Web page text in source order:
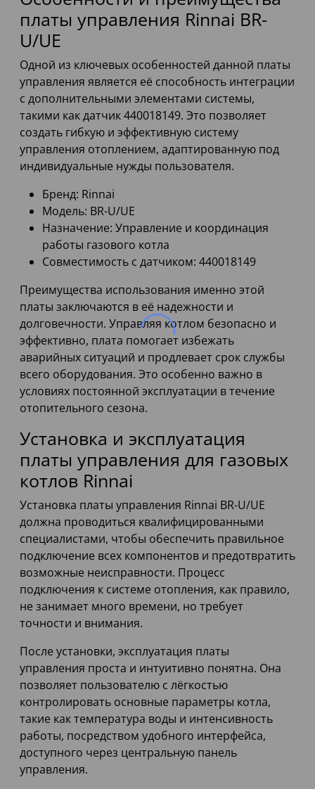
платы управления Rinnai BR-
U/UE
Одной из ключевых особенностей данной платы
управления является её способность интеграции
с дополнительными элементами системы,
такими как датчик 440018149. Это позволяет
создать гибкую и эффективную систему
управления отоплением, адаптированную под
индивидуальные нужды пользователя.
Бренд: Rinnai
Модель: BR-U/UE
Назначение: Управление и координация
работы газового котла
Совместимость с датчиком: 440018149
Преимущества использования именно этой
платы заключаются в её надежности и
долговечности. Управляя котлом безопасно и
эффективно, плата помогает избежать
аварийных ситуаций и продлевает срок службы
всего оборудования. Это особенно важно в
условиях постоянной эксплуатации в течение
отопительного сезона.
Установка и эксплуатация
платы управления для газовых
котлов Rinnai
Установка платы управления Rinnai BR-U/UE
должна проводиться квалифицированными
специалистами, чтобы обеспечить правильное
подключение всех компонентов и предотвратить
возможные неисправности. Процесс
подключения к системе отопления, как правило,
не занимает много времени, но требует
точности и внимания.
После установки, эксплуатация платы
управления проста и интуитивно понятна. Она
позволяет пользователю с лёгкостью
контролировать основные параметры котла,
такие как температура воды и интенсивность
работы, посредством удобного интерфейса,
доступного через центральную панель
управления.